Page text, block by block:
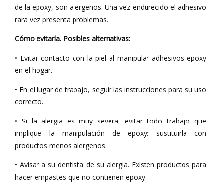
de la epoxy, son alergenos. Una vez endurecido el adhesivo
rara vez presenta problemas.
Cómo evitarla. Posibles alternativas:
• Evitar contacto con la piel al manipular adhesivos epoxy
en el hogar.
• En el lugar de trabajo, seguir las instrucciones para su uso
correcto.
• Si la alergia es muy severa, evitar todo trabajo que
implique la manipulación de epoxy: sustituirla con
productos menos alergenos.
• Avisar a su dentista de su alergia. Existen productos para
hacer empastes que no contienen epoxy.